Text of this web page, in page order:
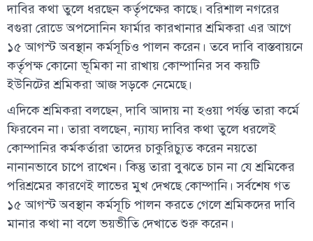
দাবির কথা তুলে ধরছেন কর্তৃপক্ষের কাছে। বরিশাল নগরের
বগুরা রোডে অপসোনিন ফার্মার কারখানার শ্রমিকরা এর আগে
১৫ আগস্ট অবস্থান কর্মসূচিও পালন করেন। তবে দাবি বাস্তবায়নে
কর্তৃপক্ষ কোনো ভূমিকা না রাখায় কোম্পানির সব কয়টি
ইউনিটের শ্রমিকরা আজ সড়কে নেমেছে।
এদিকে শ্রমিকরা বলছেন, দাবি আদায় না হওয়া পর্যন্ত তারা কর্মে
ফিরবেন না। তারা বলছেন, ন্যায্য দাবির কথা তুলে ধরলেই
কোম্পানির কর্মকর্তারা তাদের চাকুরিচ্যুত করেন নয়তো
নানানভাবে চাপে রাখেন। কিন্তু তারা বুঝতে চান না যে শ্রমিকের
পরিশ্রমের কারণেই লাভের মুখ দেখছে কোম্পানি। সর্বশেষ গত
১৫ আগস্ট অবস্থান কর্মসূচি পালন করতে গেলে শ্রমিকদের দাবি
মানার কথা না বলে ভয়ভীতি দেখাতে শুরু করেন।